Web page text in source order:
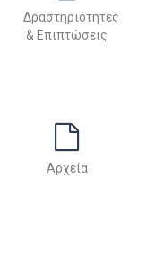
Δραστηριότητες
& Επιπτώσεις
Αρχεία